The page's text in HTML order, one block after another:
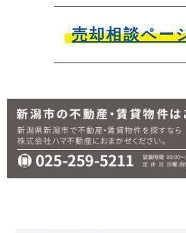
売却相談ペー